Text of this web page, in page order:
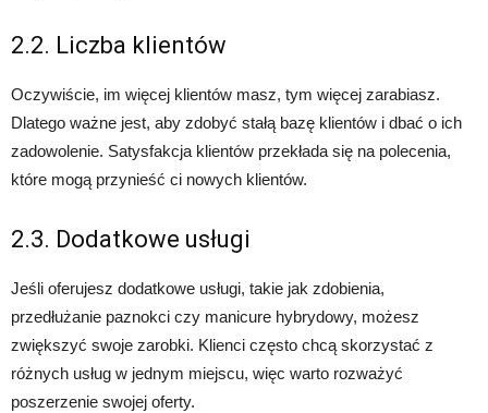
2.2. Liczba klientów
Oczywiście, im więcej klientów masz, tym więcej zarabiasz.
Dlatego ważne jest, aby zdobyć stałą bazę klientów i dbać o ich
zadowolenie. Satysfakcja klientów przekłada się na polecenia,
które mogą przynieść ci nowych klientów.
2.3. Dodatkowe usługi
Jeśli oferujesz dodatkowe usługi, takie jak zdobienia,
przedłużanie paznokci czy manicure hybrydowy, możesz
zwiększyć swoje zarobki. Klienci często chcą skorzystać z
różnych usług w jednym miejscu, więc warto rozważyć
poszerzenie swojej oferty.